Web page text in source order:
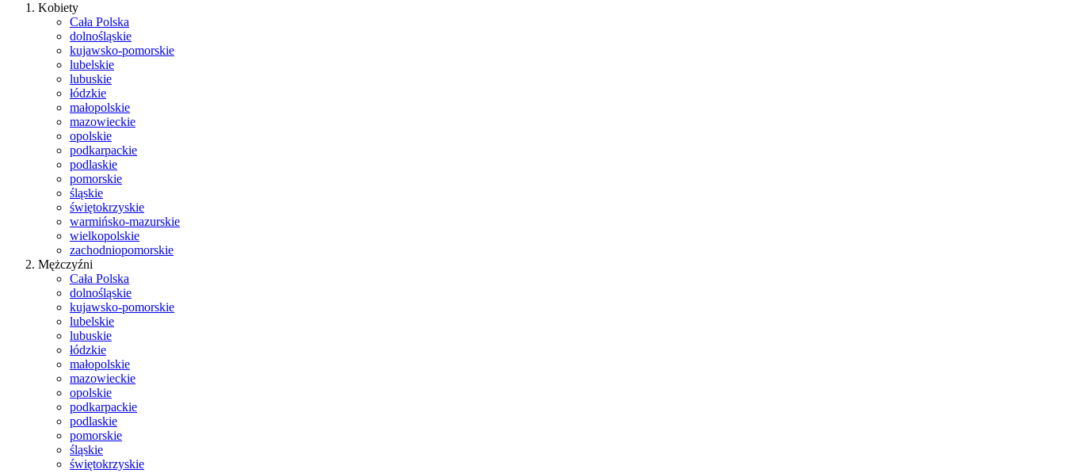
Kobiety
Cała Polska
dolnośląskie
kujawsko-pomorskie
lubelskie
lubuskie
łódzkie
małopolskie
mazowieckie
opolskie
podkarpackie
podlaskie
pomorskie
śląskie
świętokrzyskie
warmińsko-mazurskie
wielkopolskie
zachodniopomorskie
Mężczyźni
Cała Polska
dolnośląskie
kujawsko-pomorskie
lubelskie
lubuskie
łódzkie
małopolskie
mazowieckie
opolskie
podkarpackie
podlaskie
pomorskie
śląskie
świętokrzyskie